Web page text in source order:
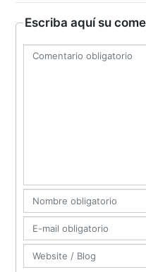
Escriba aquí su